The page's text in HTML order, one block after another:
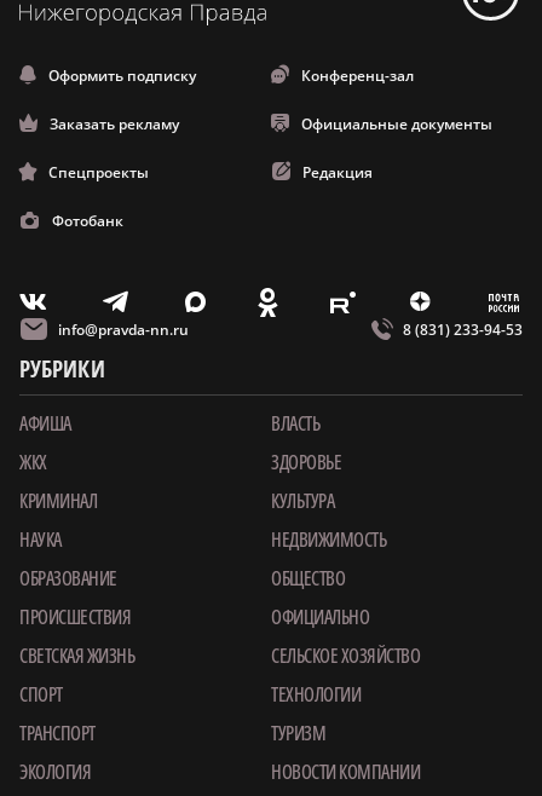
Оформить подписку Конференц-зал
Заказать рекламу Официальные документы
Спецпроекты Редакция
Фотобанк
V T X O E Z m
info@pravda-nn.ru 8 (831) 233-94-53
РУБРИКИ
АФИША
ВЛАСТЬ
ЖКХ
ЗДОРОВЬЕ
КРИМИНАЛ
КУЛЬТУРА
НАУКА
НЕДВИЖИМОСТЬ
ОБРАЗОВАНИЕ
ОБЩЕСТВО
ПРОИСШЕСТВИЯ
ОФИЦИАЛЬНО
СВЕТСКАЯ ЖИЗНЬ
СЕЛЬСКОЕ ХОЗЯЙСТВО
СПОРТ
ТЕХНОЛОГИИ
ТРАНСПОРТ
ТУРИЗМ
ЭКОЛОГИЯ
НОВОСТИ КОМПАНИИ